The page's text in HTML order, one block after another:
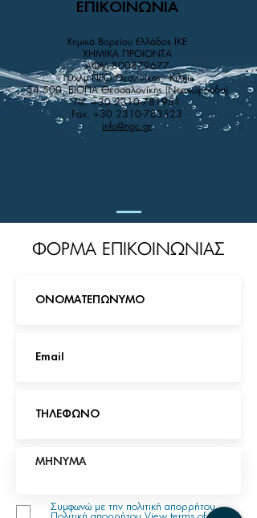
Χημικά Βορείου Ελλάδος IKE
XHMIKA ΠPOIONTA
AΦM800879677
10χλμ ΠΕΟ Θεσ/νίκης - Κιλκίς
54 500, ΒΙΟΠΑ Θεσσαλονίκης (Νεοχωρούδα)
Tel.+30 2310-781951
Fax. +30 2310-783523
info@ngc.gr
ΕΠΙΚΟΙΝΩΝΙΑ
ΦΟΡΜΑ ΕΠΙΚΟΙΝΩΝΙΑΣ
Συμφωνώ με την πολιτική απορρήτου